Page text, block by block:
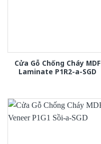
Cửa Gỗ Chống Cháy MDF
Laminate P1R2-a-SGD